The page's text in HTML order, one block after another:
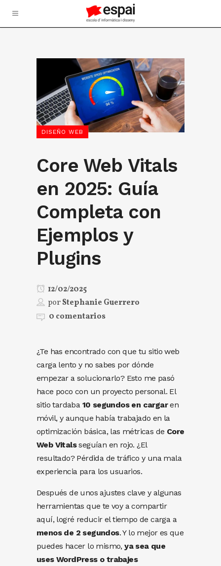
DISEÑO WEB
Core Web Vitals
en 2025: Guía
Completa con
Ejemplos y
Plugins
12/02/2025
porStephanie Guerrero
0 comentarios
¿Te has encontrado con que tu sitio web
carga lento y no sabes por dónde
empezar a solucionarlo? Esto me pasó
hace poco con un proyecto personal. El
sitio tardaba 10 segundos en cargaren
móvil, y aunque había trabajado en la
optimización básica, las métricas de Core
Web Vitalsseguían en rojo. ¿El
resultado? Pérdida de tráfico y una mala
experiencia para los usuarios.
Después de unos ajustes clave y algunas
herramientas que te voy a compartir
aquí, logré reducir el tiempo de carga a
menos de 2 segundos. Y lo mejor es que
puedes hacer lo mismo,ya sea que
uses WordPress o trabajes